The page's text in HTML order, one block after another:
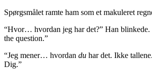
Spørgsmålet ramte ham som et makuleret
“Hvor… hvordan jeg har det?” Han blinkede.
the question.”
“Jeg mener… hvordan du har det. Ikke
Dig.”